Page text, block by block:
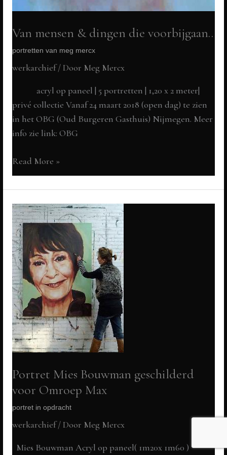
Van mensen & dingen die voorbijgaan..
portretten van meg mercx
werkarchief/ Door Meg Mercx
acryl op paneel | 5 portretten | 1,20 x 2 meter|
privé collectie Vanaf 24 maart 2018 (open dag) te zien
in het OBG (Oud Burgeren Gasthuis) Nijmegen. Meer
info zie link: OBG
Van
mensen
&
dingen
die
voorbijgaan..
portretten
van
meg
mercx
Read More »
Portret Mies Bouwman geschilderd
voor Omroep Max
portret in opdracht
werkarchief/ Door Meg Mercx
Mies Bouwman Acryl op paneel( 1m20x 1m60 )